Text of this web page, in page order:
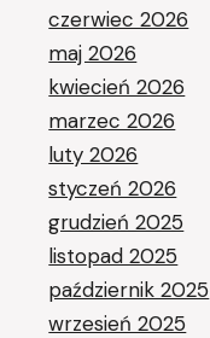
czerwiec 2026
maj 2026
kwiecień 2026
marzec 2026
luty 2026
styczeń 2026
grudzień 2025
listopad 2025
październik 2025
wrzesień 2025